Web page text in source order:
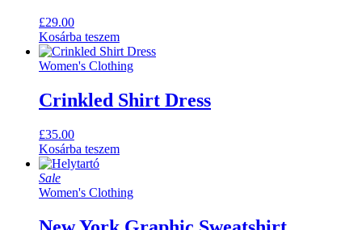
£29.00
Kosárba teszem
Women's Clothing
Crinkled Shirt Dress
£35.00
Kosárba teszem
Sale
Women's Clothing